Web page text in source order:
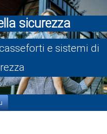
sicurezza
e sistemi di